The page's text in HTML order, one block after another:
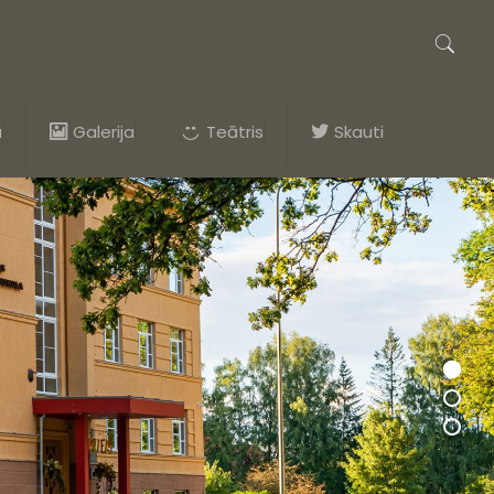
Galerija Teātris Skauti